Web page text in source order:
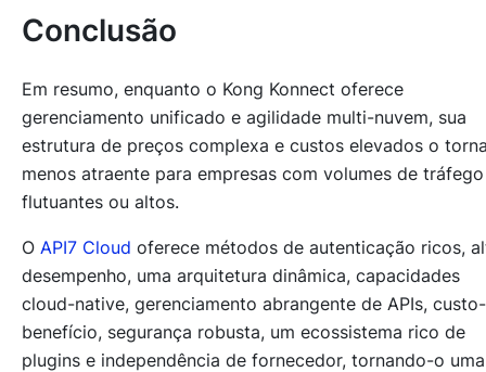
Conclusão
Em resumo, enquanto o Kong Konnect oferece
gerenciamento unificado e agilidade multi-nuvem, sua
estrutura de preços complexa e custos elevados o
menos atraente para empresas com volumes de tráfego
flutuantes ou altos.
O API7 Cloud oferece métodos de autenticação ricos,
desempenho, uma arquitetura dinâmica, capacidades
cloud-native, gerenciamento abrangente de APIs, custo-
benefício, segurança robusta, um ecossistema rico de
plugins e independência de fornecedor, tornando-o uma